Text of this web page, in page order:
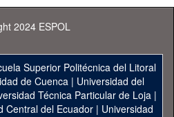
2024 ESPOL
Superior Politécnica del Litoral
de Cuenca| Universidad del
Técnica Particular de Loja|
Central del Ecuador| Universidad